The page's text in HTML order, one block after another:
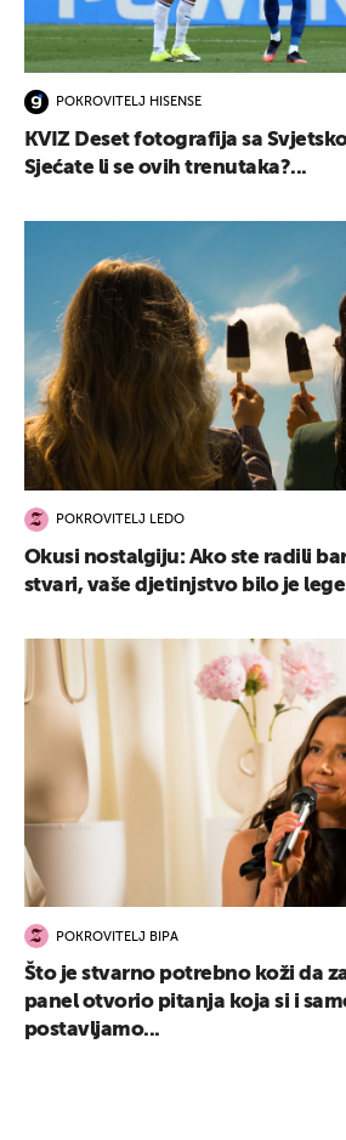
POKROVITELJ HISENSE
KVIZ Deset fotografija sa
Sjećate li se ovih trenutaka?...
POKROVITELJ LEDO
Okusi nostalgiju: Ako ste radili
stvari, vaše djetinjstvo bilo je
POKROVITELJ BIPA
Što je stvarno potrebno koži da
panel otvorio pitanja koja si i
postavljamo...